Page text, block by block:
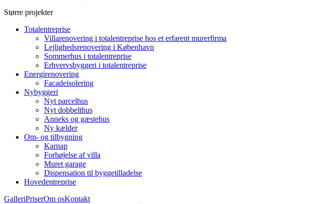
Større projekter
Totalentreprise
Villarenovering i totalentreprise hos et erfarent murerfirma
Lejlighedsrenovering i København
Sommerhus i totalentreprise
Erhvervsbyggeri i totalentreprise
Energirenovering
Facadeisolering
Nybyggeri
Nyt parcelhus
Nyt dobbelthus
Anneks og gæstehus
Ny kælder
Om- og tilbygning
Karnap
Forhøjelse af villa
Muret garage
Dispensation til byggetilladelse
Hovedentreprise
GalleriPriserOm osKontakt